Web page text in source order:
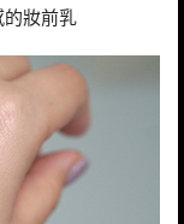
妝前乳